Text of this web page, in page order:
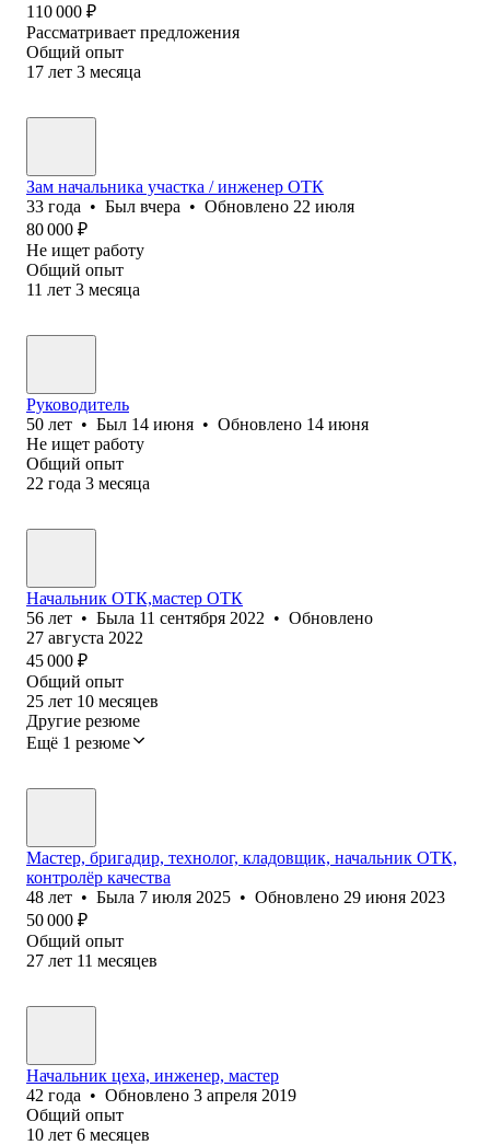
110 000 ₽
Рассматривает предложения
Общий опыт
17 лет 3 месяца
Зам начальника участка / инженер ОТК
33 года • Был вчера • Обновлено 22 июля
80 000 ₽
Не ищет работу
Общий опыт
11 лет 3 месяца
Руководитель
50 лет • Был 14 июня • Обновлено 14 июня
Не ищет работу
Общий опыт
22 года 3 месяца
Начальник ОТК,мастер ОТК
56 лет • Была 11 сентября 2022 • Обновлено
27 августа 2022
45 000 ₽
Общий опыт
25 лет 10 месяцев
Другие резюме
Ещё 1 резюме
Мастер, бригадир, технолог, кладовщик, начальник ОТК,
контролёр качества
48 лет • Была 7 июля 2025 • Обновлено 29 июня 2023
50 000 ₽
Общий опыт
27 лет 11 месяцев
Начальник цеха, инженер, мастер
42 года • Обновлено 3 апреля 2019
Общий опыт
10 лет 6 месяцев